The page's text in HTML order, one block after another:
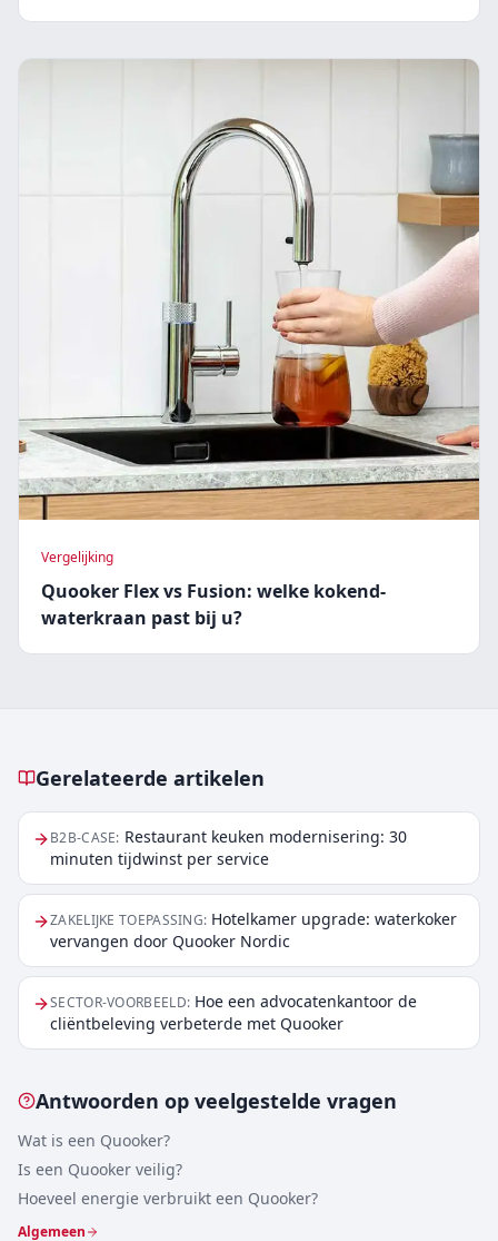
Vergelijking
Quooker Flex vs Fusion: welke kokend-
waterkraan past bij u?
Gerelateerde artikelen
Gerelateerde artikelen
B2B-CASE: Restaurant keuken modernisering: 30
minuten tijdwinst per service
ZAKELIJKE TOEPASSING: Hotelkamer upgrade: waterkoker
vervangen door Quooker Nordic
SECTOR-VOORBEELD: Hoe een advocatenkantoor de
cliëntbeleving verbeterde met Quooker
Antwoorden op veelgestelde vragen
Wat is een Quooker?
Is een Quooker veilig?
Hoeveel energie verbruikt een Quooker?
Algemeen